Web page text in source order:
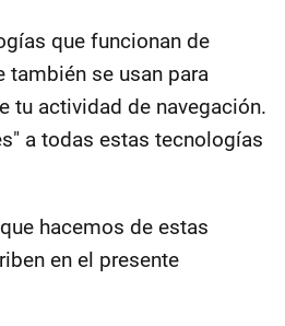
que funcionan de
también se usan para
tu actividad de navegación.
a todas estas tecnologías
hacemos de estas
en el presente